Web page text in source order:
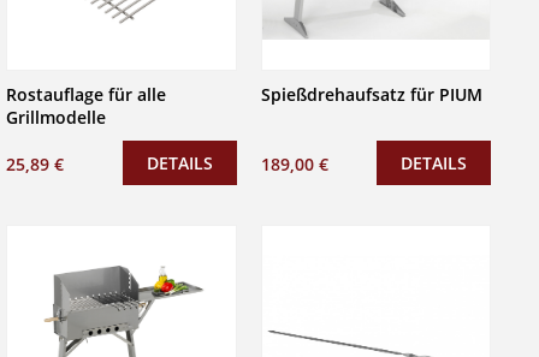
Rostauflage für alle
Grillmodelle
25,89 € DETAILS
Spießdrehaufsatz für PIUM
189,00 € DETAILS